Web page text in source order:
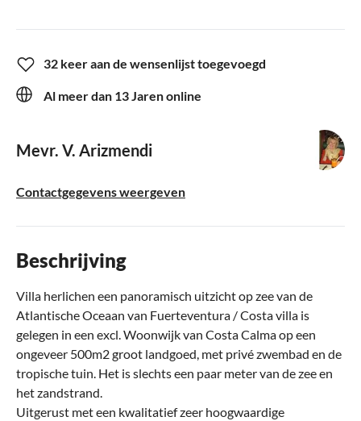
32 keer aan de wensenlijst toegevoegd
Al meer dan 13 Jaren online
Mevr. V. Arizmendi
Contactgegevens weergeven
Beschrijving
Villa herlichen een panoramisch uitzicht op zee van de
Atlantische Oceaan van Fuerteventura / Costa villa is
gelegen in een excl. Woonwijk van Costa Calma op een
ongeveer 500m2 groot landgoed, met privé zwembad en de
tropische tuin. Het is slechts een paar meter van de zee en
het zandstrand.
Uitgerust met een kwalitatief zeer hoogwaardige